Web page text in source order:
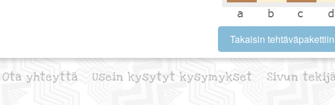
Takaisin tehtäväpakettiin
Ota yhteyttä Usein kysytyt kysymykset Sivun